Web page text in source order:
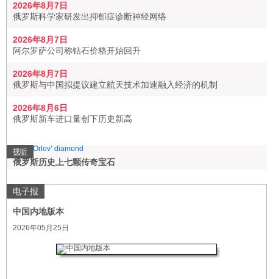
2026年8月7日
俄罗斯科学家研发出抑郁症诊断神经网络
2026年8月7日
阿尔罗萨公司称钻石价格开始回升
2026年8月7日
俄罗斯与中国拟提议建立航天技术加速融入经济的机制
2026年8月6日
俄罗斯新车进口量创下历史新高
视听
俄罗斯历史上七颗传奇宝石
电子报
中国内地版本
2026年05月25日